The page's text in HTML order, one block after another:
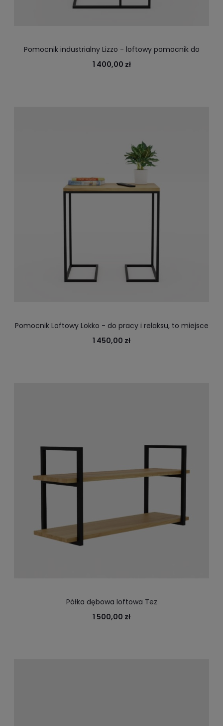
Pomocnik industrialny Lizzo - loftowy pomocnik do
salonu
1 400,00 zł
Pomocnik Loftowy Lokko - do pracy i relaksu, to miejsce
na komputer i kawę
1 450,00 zł
Półka dębowa loftowa Tez
1 500,00 zł